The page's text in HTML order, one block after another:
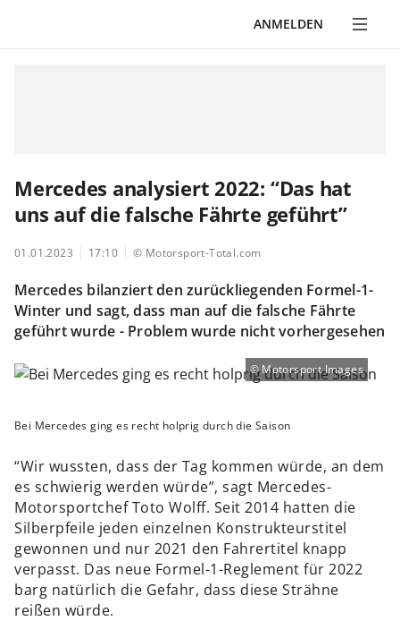
ANMELDEN
Mercedes analysiert 2022: “Das hat
uns auf die falsche Fährte geführt”
01.01.2023 17:10 © Motorsport-Total.com
Mercedes bilanziert den zurückliegenden Formel-1-
Winter und sagt, dass man auf die falsche Fährte
geführt wurde - Problem wurde nicht vorhergesehen
Bei Mercedes ging es recht holprig durch die Saison
Motorsport Images
“Wir wussten, dass der Tag kommen würde, an dem
es schwierig werden würde”, sagt Mercedes-
Motorsportchef Toto Wolff. Seit 2014 hatten die
Silberpfeile jeden einzelnen Konstrukteurstitel
gewonnen und nur 2021 den Fahrertitel knapp
verpasst. Das neue Formel-1-Reglement für 2022
barg natürlich die Gefahr, dass diese Strähne
reißen würde.